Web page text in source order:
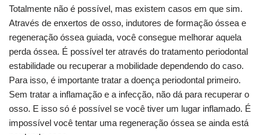
Totalmente não é possível, mas existem casos em que sim.
Através de enxertos de osso, indutores de formação óssea e
regeneração óssea guiada, você consegue melhorar aquela
perda óssea. É possível ter através do tratamento periodontal
estabilidade ou recuperar a mobilidade dependendo do caso.
Para isso, é importante tratar a doença periodontal primeiro.
Sem tratar a inflamação e a infecção, não dá para recuperar o
osso. E isso só é possível se você tiver um lugar inflamado. É
impossível você tentar uma regeneração óssea se ainda está